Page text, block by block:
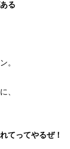
る
。
、
てってやるぜ！